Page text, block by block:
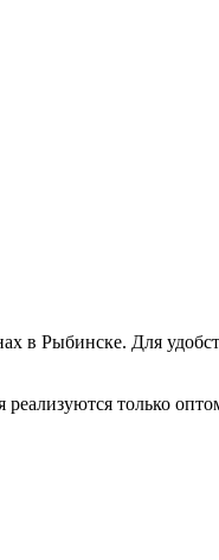
в Рыбинске. Для
реализуются только